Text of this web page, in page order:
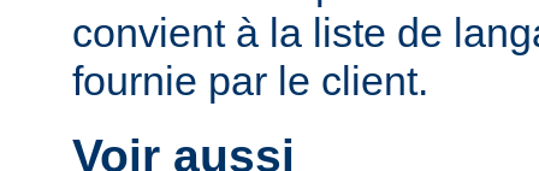
convient à la liste de
fournie par le client.
Voir aussi